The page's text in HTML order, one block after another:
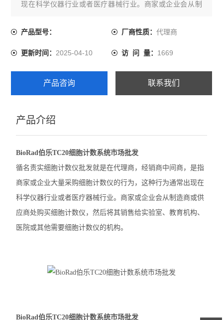
伯乐S1000 PCR仪
伯乐C1000 Touch PCR 仪
伯乐CFX Opus 96 PCR
伯乐CFX Duet荧光定量PCR
伯乐CFX Opus Deepwell
伯乐TC20细胞计数器
赛默飞QuantStudio1 PCR
赛默飞7500实时荧光定量PCR
赛默飞SimpliAmp PCR仪
赛默飞MiniAmp普通PCR仪
赛默飞Countess™ 3细胞计数仪
现在科学仪器行业或者医疗器械行业。商家或企业会从制
室、教育机构、医院或其他需要细胞计数仪的机构。
产品型号： 厂商性质： 代理商
更新时间：2025-04-10 访 问 量： 1669
产品咨询 联系我们
产品介绍
BioRad伯乐TC20细胞计数系统市场批发
循名责实细胞计数仪批发就是在代理商，经销商中间商，是指
商家或企业大量采购细胞计数仪的行为，这种行为通常出现在
科学仪器行业或者医疗器械行业。商家或企业会从制造商或供
应商处购买细胞计数仪，然后将其销售给实验室、教育机构、
医院或其他需要细胞计数仪的机构。
BioRad伯乐TC20细胞计数系统市场批发